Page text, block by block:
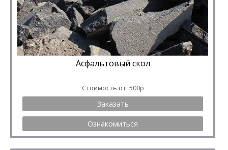
Асфальтовый скол
Стоимость от: 500р
Заказать
Ознакомиться